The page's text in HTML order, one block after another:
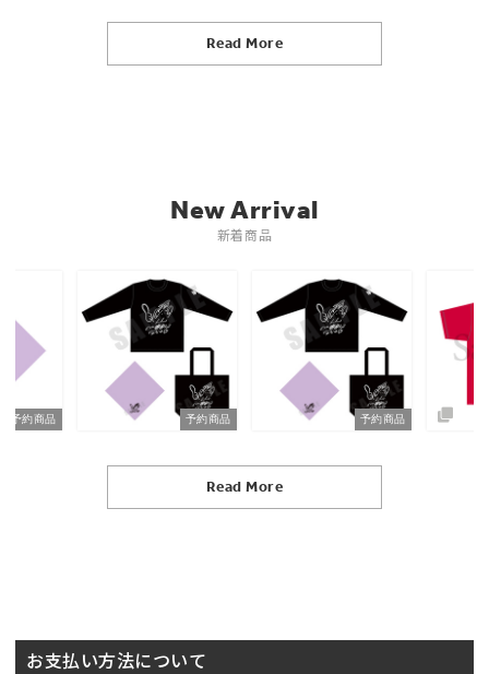
Read More
New Arrival
新着商品
予約商品 予約商品 予約商品
Read More
お支払い方法について